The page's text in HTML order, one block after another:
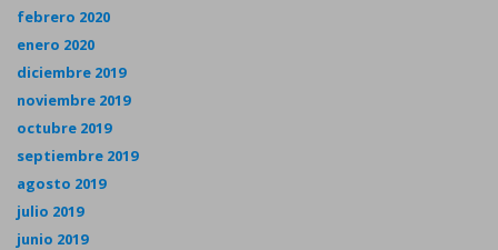
febrero 2020
enero 2020
diciembre 2019
noviembre 2019
octubre 2019
septiembre 2019
agosto 2019
julio 2019
junio 2019